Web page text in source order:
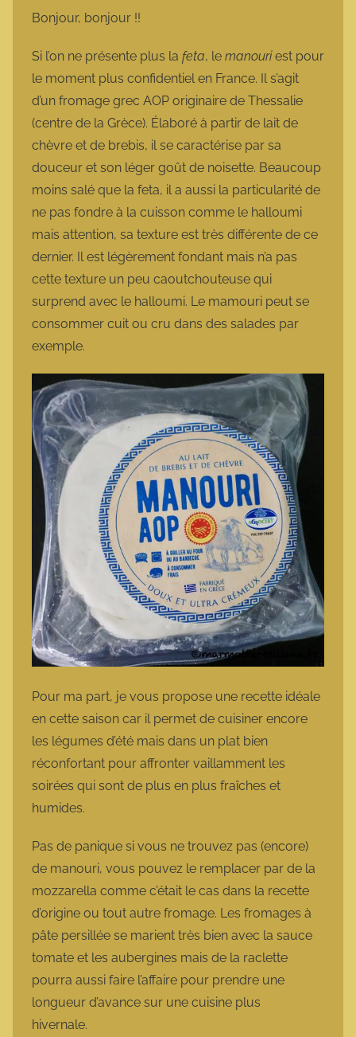
o
t
t
e
Bonjour, bonjour !!
Si l’on ne présente plus la feta, le manouriest pour
le moment plus confidentiel en France. Il s’agit
d’un fromage grec AOP originaire de Thessalie
(centre de la Grèce). Élaboré à partir de lait de
chèvre et de brebis, il se caractérise par sa
douceur et son léger goût de noisette. Beaucoup
moins salé que la feta, il a aussi la particularité de
ne pas fondre à la cuisson comme le halloumi
mais attention, sa texture est très différente de ce
dernier. Il est légèrement fondant mais n’a pas
cette texture un peu caoutchouteuse qui
surprend avec le halloumi. Le mamouri peut se
consommer cuit ou cru dans des salades par
exemple.
Pour ma part, je vous propose une recette idéale
en cette saison car il permet de cuisiner encore
les légumes d’été mais dans un plat bien
réconfortant pour affronter vaillamment les
soirées qui sont de plus en plus fraîches et
humides.
Pas de panique si vous ne trouvez pas (encore)
de manouri, vous pouvez le remplacer par de la
mozzarella comme c’était le cas dans la recette
d’origine ou tout autre fromage. Les fromages à
pâte persillée se marient très bien avec la sauce
tomate et les aubergines mais de la raclette
pourra aussi faire l’affaire pour prendre une
longueur d’avance sur une cuisine plus
hivernale.